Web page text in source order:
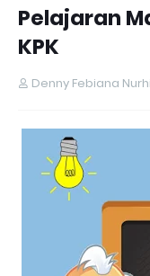
Pelajaran
KPK
Denny Febiana